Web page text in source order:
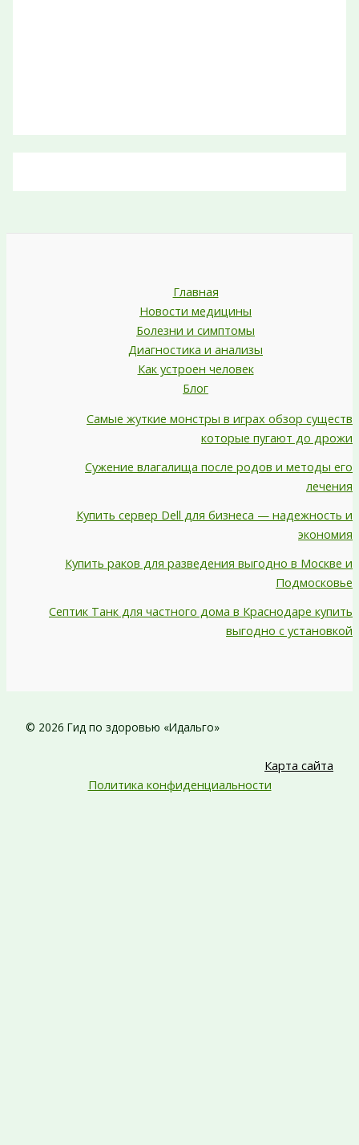
Главная
Новости медицины
Болезни и симптомы
Диагностика и анализы
Как устроен человек
Блог
Самые жуткие монстры в играх обзор существ
которые пугают до дрожи
Сужение влагалища после родов и методы его
лечения
Купить сервер Dell для бизнеса — надежность и
экономия
Купить раков для разведения выгодно в Москве и
Подмосковье
Септик Танк для частного дома в Краснодаре купить
выгодно с установкой
© 2026 Гид по здоровью «Идальго»
Карта сайта
Политика конфиденциальности